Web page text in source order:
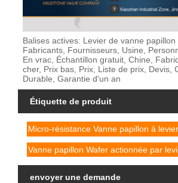
Balises actives: Levier de vanne papillon
Fabricants, Fournisseurs, Usine,
En vrac, Échantillon gratuit, Chine,
cher, Prix bas, Prix, Liste de prix, Devis,
Durable, Garantie d'un an
Étiquette de produit
Micro-résistance Vanne papillon à levier
Vanne papillon Wafer actionnée par
envoyer une demande